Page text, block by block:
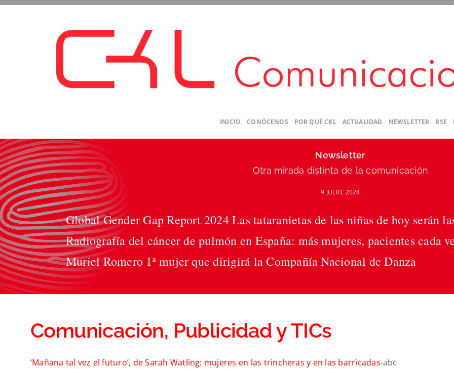
INICIO CONÓCENOS POR QUÉ CKL ACTUALIDAD NEWSLETTER RSE
Newsletter
Otra mirada distinta de la comunicación
9 JULIO, 2024
Global Gender Gap Report 2024 Las tataranietas de las niñas de hoy serán
Radiografía del cáncer de pulmón en España: más mujeres, pacientes cada
Muriel Romero 1ª mujer que dirigirá la Compañía Nacional de Danza
Comunicación, Publicidad y TICs
‘Mañana tal vez el futuro’, de Sarah Watling: mujeres en las trincheras y en las barricadas-abc